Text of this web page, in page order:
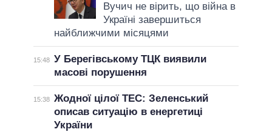
Вучич не вірить, що війна в
Україні завершиться
найближчими місяцями
15:48 У Берегівському ТЦК виявили
масові порушення
15:38 Жодної цілої ТЕС: Зеленський
описав ситуацію в енергетиці
України